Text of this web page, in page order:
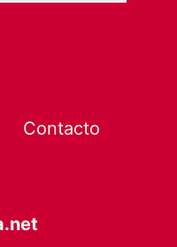
Contacto